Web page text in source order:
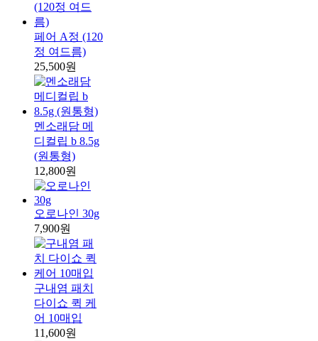
페어 A정 (120
정 여드름)
25,500원
멘소래담 메
디컬립 b 8.5g
(원통형)
12,800원
오로나인 30g
7,900원
구내염 패치
다이쇼 퀵 케
어 10매입
11,600원